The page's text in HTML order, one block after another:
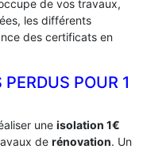
de vos travaux,
les différents
des certificats en
POUR 1
une isolation 1€
de rénovation. Un